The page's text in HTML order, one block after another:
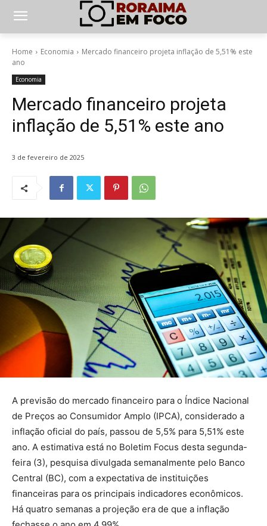
Home Economia
Mercado financeiro projeta inflação de 5,51% este
ano
Economia
Mercado financeiro projeta
inflação de 5,51% este ano
3 de fevereiro de 2025
A previsão do mercado financeiro para o Índice Nacional
de Preços ao Consumidor Amplo (IPCA), considerado a
inflação oficial do país, passou de 5,5% para 5,51% este
ano. A estimativa está no Boletim Focus desta segunda-
feira (3), pesquisa divulgada semanalmente pelo Banco
Central (BC), com a expectativa de instituições
financeiras para os principais indicadores econômicos.
Há quatro semanas a projeção era de que a inflação